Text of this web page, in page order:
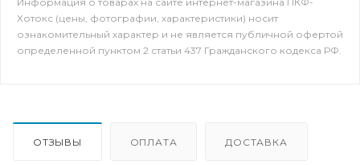
Хотокс (цены, фотографии, характеристики) носит
ознакомительный характер и не является публичной офертой
определенной пунктом 2 статьи 437 Гражданского кодекса РФ.
ОТЗЫВЫ ОПЛАТА ДОСТАВКА